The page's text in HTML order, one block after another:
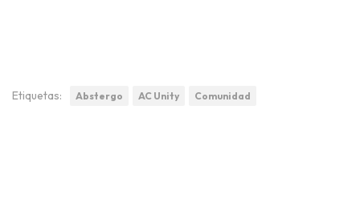
Etiquetas: Abstergo AC Unity Comunidad